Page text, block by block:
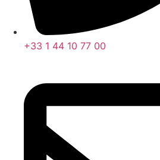
+33 1 44 10 77 00